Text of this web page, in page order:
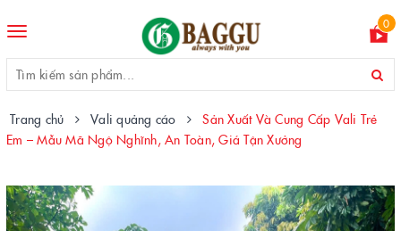
Toggle
0
Trang chủ Vali quảng cáo
Sản Xuất Và Cung Cấp Vali Trẻ
Em – Mẫu Mã Ngộ Nghĩnh, An Toàn, Giá Tận Xưởng